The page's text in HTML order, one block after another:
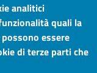
analitici
quali la
essere
di terze parti che